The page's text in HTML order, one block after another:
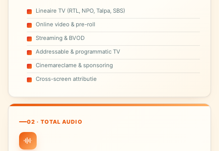
Lineaire TV (RTL, NPO, Talpa, SBS)
Online video & pre-roll
Streaming & BVOD
Addressable & programmatic TV
Cinemareclame & sponsoring
Cross-screen attributie
02 · TOTAL AUDIO